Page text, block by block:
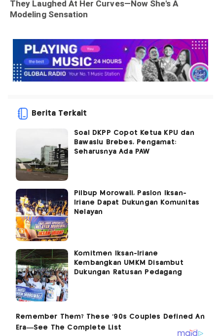
Berita Terkait
Soal DKPP Copot Ketua KPU dan
Bawaslu Brebes, Pengamat:
Seharusnya Ada PAW
Pilbup Morowali, Paslon Iksan-
Iriane Dapat Dukungan Komunitas
Nelayan
Komitmen Iksan-Iriane
Kembangkan UMKM Disambut
Dukungan Ratusan Pedagang